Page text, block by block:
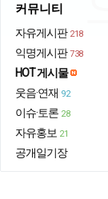
커뮤니티
자유게시판 218
익명게시판 738
HOT 게시물
웃음·연재 92
이슈·토론 28
자유홍보 21
공개일기장